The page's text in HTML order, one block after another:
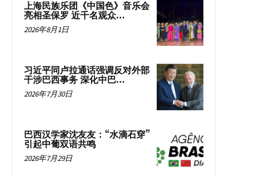
上海民族乐团《中国色》音乐会
亮相圣保罗 近千名观众...
2026年8月1日
习近平同卢拉通话强调反对外部
干涉巴西事务 深化中巴...
2026年7月30日
巴西汉学家沈友友：“水滴石穿”
引起中葡双语共鸣
2026年7月29日